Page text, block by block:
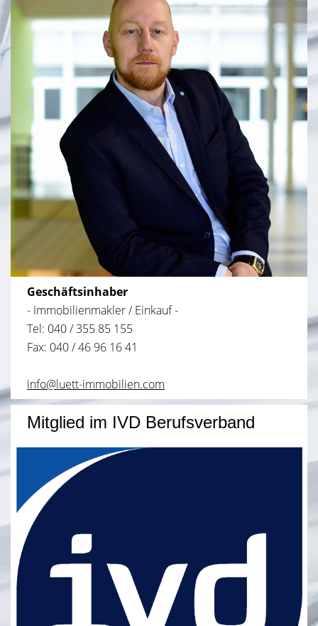
Geschäftsinhaber
- Immobilienmakler / Einkauf -
Tel: 040 / 355 85 155
Fax: 040 / 46 96 16 41
info@luett-immobilien.com
Mitglied im IVD Berufsverband